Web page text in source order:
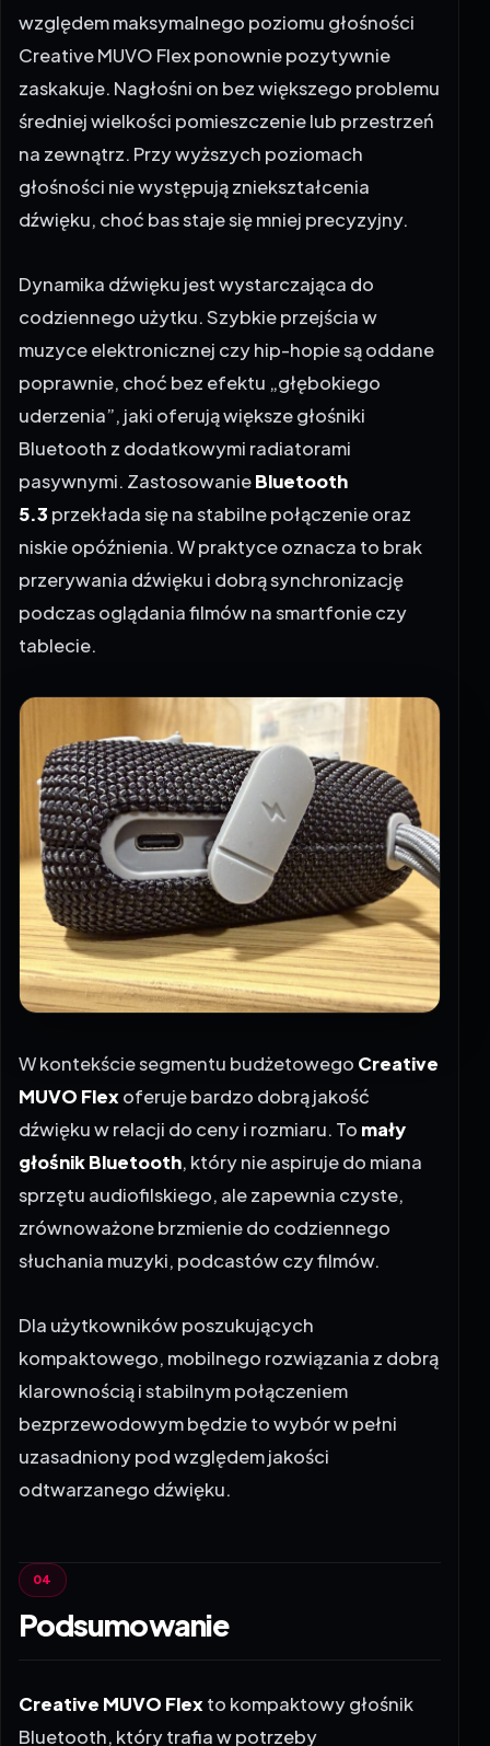
względem maksymalnego poziomu głośności
Creative MUVO Flex ponownie pozytywnie
zaskakuje. Nagłośni on bez większego problemu
średniej wielkości pomieszczenie lub przestrzeń
na zewnątrz. Przy wyższych poziomach
głośności nie występują zniekształcenia
dźwięku, choć bas staje się mniej precyzyjny.
Dynamika dźwięku jest wystarczająca do
codziennego użytku. Szybkie przejścia w
muzyce elektronicznej czy hip-hopie są oddane
poprawnie, choć bez efektu „głębokiego
uderzenia”, jaki oferują większe głośniki
Bluetooth z dodatkowymi radiatorami
pasywnymi. ZastosowanieBluetooth
5.3 przekłada się na stabilne połączenie oraz
niskie opóźnienia. W praktyce oznacza to brak
przerywania dźwięku i dobrą synchronizację
podczas oglądania filmów na smartfonie czy
tablecie.
W kontekście segmentu budżetowego Creative
MUVO Flexoferuje bardzo dobrą jakość
dźwięku w relacji do ceny i rozmiaru. To mały
głośnik Bluetooth, który nie aspiruje do miana
sprzętu audiofilskiego, ale zapewnia czyste,
zrównoważone brzmienie do codziennego
słuchania muzyki, podcastów czy filmów.
Dla użytkowników poszukujących
kompaktowego, mobilnego rozwiązania z dobrą
klarownością i stabilnym połączeniem
bezprzewodowym będzie to wybór w pełni
uzasadniony pod względem jakości
odtwarzanego dźwięku.
Podsumowanie
Creative MUVO Flexto kompaktowy głośnik
Bluetooth, który trafia w potrzeby